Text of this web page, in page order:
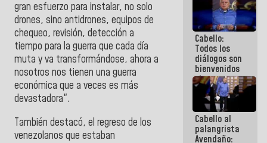
gran esfuerzo para instalar, no solo
drones, sino antidrones, equipos de
chequeo, revisión, detección a
tiempo para la guerra que cada día
muta y va transformándose, ahora a
nosotros nos tienen una guerra
económica que a veces es más
devastadora".
También destacó, el regreso de los
venezolanos que estaban
narrativa
hegemónica?
(1)
Cabello:
Todos los
diálogos son
bienvenidos
siempre que
estén en el
marco de la
Constitución
de la
República
Cabello al
palangrista
Avendaño: